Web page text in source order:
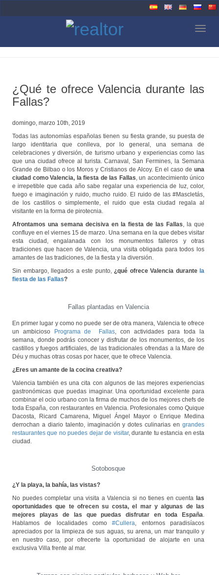
¿Qué te ofrece Valencia durante las
Fallas?
domingo, marzo 10th, 2019
Todas las autonomías españolas tienen su fiesta grande, su puesta de
largo identitaria que conlleva, por lo general, una semana de
celebraciones y diversión, de turismo urbano y experiencias como las
que una ciudad ofrece al turista. Carnaval, San Fermines, la Semana
Grande de Bilbao o los Moros y Cristianos de Alcoy. En el caso de una
ciudad como Valencia, la fiesta de las Fallas, un acontecimiento único
e irrepetible que cada año sabe regalar una experiencia de luz, color,
fuego e imaginación y ruido, mucho ruido. El ruido de las #Mascletás,
de los castillos o simplemente, el ruido que esta ciudad regala al
visitante en la forma de pirotecnia.
Afrontamos una semana decisiva en la fiesta de las Fallas, la que
confluye en el viernes 15 de marzo. Una semana en la que debes visitar
esta ciudad, engalanada con los monumentos falleros y otras
tradiciones que hacen de Valencia, una visita obligada para todos los
amantes de las tradiciones, de la fiesta y la diversión.
Sin embargo, llegados a este punto, ¿qué ofrece Valencia durante la
fiesta de las Fallas?
Fallas plantadas en Valencia
En primer lugar y como no puede ser de otra manera, Valencia te ofrece
un ambicioso Programa de Fallas , con actividades para toda la
semana, donde podrás conocer y disfrutar de los monumentos, de los
castillos y fuegos artificiales, de las tradicionales ofrendas a la Mare de
Déu y muchas otras cosas por hacer, que te ofrece Valencia.
¿Eres un amante de la cocina creativa?
Valencia también es una cita con algunos de las mejores experiencias
gastronómicas que puedas imaginar. Una oportunidad excelente para
combinar el ocio urbano con la firma de muchos de los mejores chefs de
toda España, con restaurantes en Valencia. Profesionales como Quique
Dacosta, Ricard Camarena, Miguel Ángel Mayor o Enrique Medina
derrochan a diario talento, imaginación y dotes culinarias en grandes
restaurantes que no puedes dejar de visitar, durante tu estancia en esta
ciudad.
Sotobosque
¿Y la playa, la bahía, las vistas?
No puedes completar una visita a Valencia si no tienes en cuenta las
oportunidades que te ofrecen su costa, el mar y algunas de las
mejores playas de las que puedas disfrutar en toda España.
Hablamos de localidades como #Cullera, entornos paradisíacos
apreciados por la limpieza de sus aguas, su arena, un mar tranquilo y
en nuestro caso, por ofrecerte la oportunidad de alojarte en una
exclusiva Villa frente al mar.